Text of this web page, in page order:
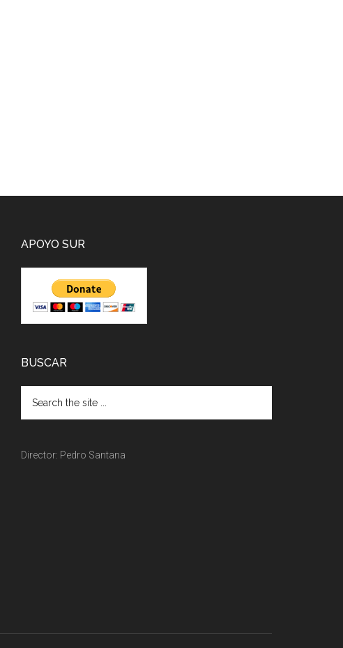
APOYO SUR
BUSCAR
Director: Pedro Santana